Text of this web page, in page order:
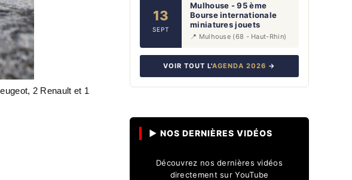
2 Renault et 1
13
SEPT
Mulhouse - 95 ème
Bourse internationale
miniatures jouets
📍 Mulhouse (68 - Haut-Rhin)
VOIR TOUT L'AGENDA 2026 →
▶ NOS DERNIÈRES VIDÉOS
Découvrez nos dernières vidéos
directement sur YouTube